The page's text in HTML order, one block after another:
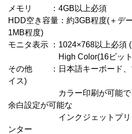
メモリ ：4GB以上必須
HDD空き容量：約3GB程度(＋デ
1MB程度)
モニタ表示 ：1024×768以上必須
High Color(16ビット)
その他 ：日本語キーボード、
イス)
カラー印刷が可能で、上
余白設定が可能な
インクジェットプリンタ
ンター